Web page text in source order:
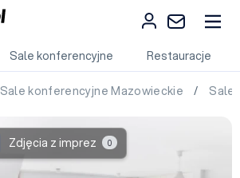
Sale konferencyjne Restauracje
Sale konferencyjne Mazowieckie / Sale
Zdjęcia z imprez 0